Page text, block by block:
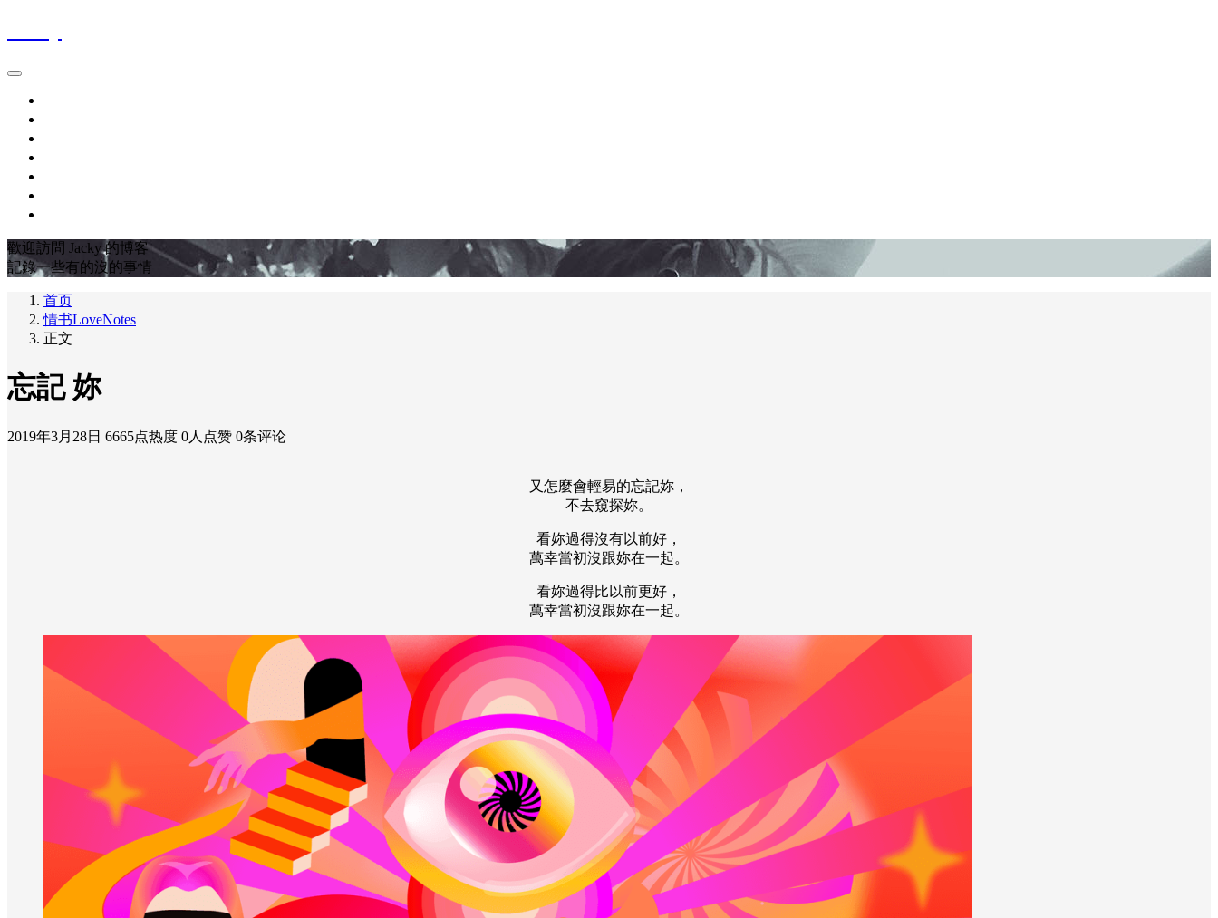
歡迎訪問 Jacky 的博客
記錄一些有的沒的事情
首页
情书LoveNotes
正文
忘記 妳
2019年3月28日 6665点热度 0人点赞 0条评论
又怎麼會輕易的忘記妳，
不去窺探妳。
看妳過得沒有以前好，
萬幸當初沒跟妳在一起。
看妳過得比以前更好，
萬幸當初沒跟妳在一起。